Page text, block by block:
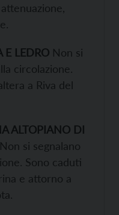
E LEDRO Non si
circolazione.
a Riva del
ALTOPIANO DI
Non si segnalano
Sono caduti
e attorno a